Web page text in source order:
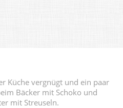
Küche vergnügt und ein paar
Bäcker mit Schoko und
mit Streuseln.